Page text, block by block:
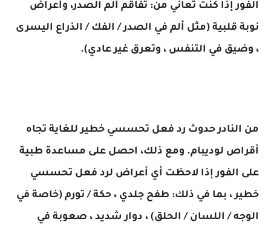
الفور إذا كنت تعاني من: تفاقم ألم الصدر، وأعراض
نوبة قلبية (مثل ألم في الصدر / الفك / الذراع اليسرى
، وضيق في التنفس ، وتعرق غير عادي).
من النادر حدوث رد فعل تحسسي خطير للغاية تجاه
أقراص لوديبام. ومع ذلك، احصل على مساعدة طبية
على الفور إذا لاحظت أي أعراض لرد فعل تحسسي
خطير ، بما في ذلك: طفح جلدي ، حكة / تورم (خاصة في
الوجه / اللسان / الحلق) ، دوار شديد ، صعوبة في